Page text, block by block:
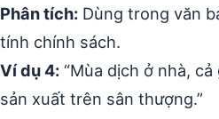
Phân tích: Dùng trong văn
tính chính sách.
Ví dụ 4: “Mùa dịch ở nhà,
sản xuất trên sân thượng.”